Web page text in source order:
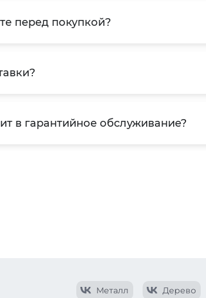
перед покупкой?
в гарантийное обслуживание?
Металл Дерево